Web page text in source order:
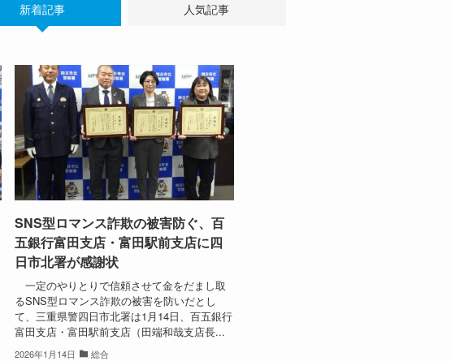
新着記事 人気記事
SNS型ロマンス詐欺の被害防ぐ、百
五銀行富田支店・富田駅前支店に四
日市北署が感謝状
一定のやりとりで信頼させて金をだまし取
るSNS型ロマンス詐欺の被害を防いだとし
て、三重県警四日市北署は1月14日、百五銀行
富田支店・富田駅前支店（田端和哉支店長...
2026年1月14日 総合